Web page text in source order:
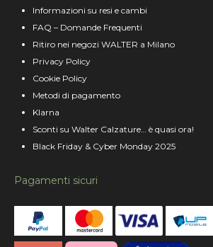
Informazioni su resi e cambi
FAQ – Domande Frequenti
Ritiro nei negozi WALTER a Milano
Privacy Policy
Cookie Policy
Metodi di pagamento
Klarna
Sconti su Walter Calzature… è quasi ora!
Black Friday & Cyber Monday 2025
Pagamenti sicuri